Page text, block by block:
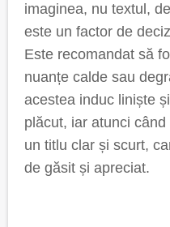
imaginea, nu textul,
este un factor de
Este recomandat să
nuanțe calde sau
acestea induc liniște
plăcut, iar atunci
un titlu clar și scurt,
de găsit și apreciat.